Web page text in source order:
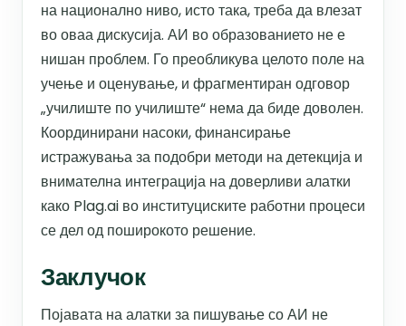
на национално ниво, исто така, треба да влезат
во оваа дискусија. АИ во образованието не е
нишан проблем. Го преобликува целото поле на
учење и оценување, и фрагментиран одговор
„училиште по училиште“ нема да биде доволен.
Координирани насоки, финансирање
истражувања за подобри методи на детекција и
внимателна интеграција на доверливи алатки
како Plag.ai во институциските работни процеси
се дел од поширокото решение.
Заклучок
Појавата на алатки за пишување со АИ не